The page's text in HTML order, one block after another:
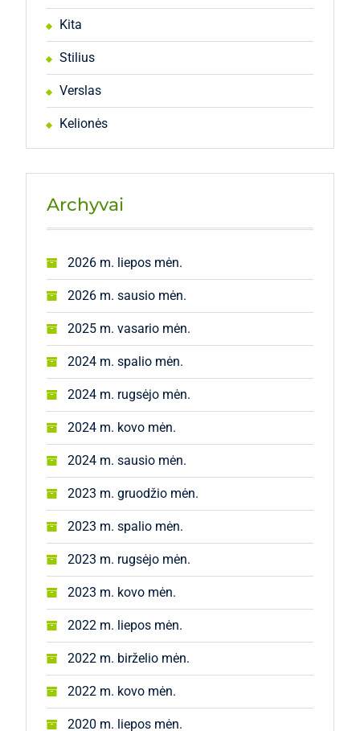
Kita
Stilius
Verslas
Kelionės
Archyvai
2026 m. liepos mėn.
2026 m. sausio mėn.
2025 m. vasario mėn.
2024 m. spalio mėn.
2024 m. rugsėjo mėn.
2024 m. kovo mėn.
2024 m. sausio mėn.
2023 m. gruodžio mėn.
2023 m. spalio mėn.
2023 m. rugsėjo mėn.
2023 m. kovo mėn.
2022 m. liepos mėn.
2022 m. birželio mėn.
2022 m. kovo mėn.
2020 m. liepos mėn.